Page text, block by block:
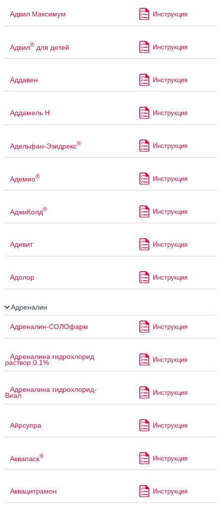
Адвил Максимум Инструкция
Адвил® для детей Инструкция
Аддавен Инструкция
Аддамель Н Инструкция
Адельфан-Эзидрекс® Инструкция
Адемио® Инструкция
АджиКолд® Инструкция
Адивит Инструкция
Адолор Инструкция
Адреналин
Адреналин-СОЛОфарм Инструкция
Адреналина гидрохлорид
раствор 0.1% Инструкция
Адреналина гидрохлорид-
Виал Инструкция
Айрсупра Инструкция
Аквапаск® Инструкция
Аквацитрамон Инструкция